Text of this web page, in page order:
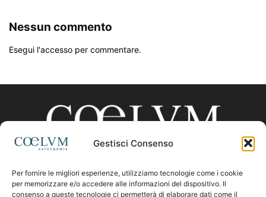
Gestisci Consenso
Per fornire le migliori esperienze, utilizziamo tecnologie come i cookie
per memorizzare e/o accedere alle informazioni del dispositivo. Il
consenso a queste tecnologie ci permetterà di elaborare dati come il
Nessun commento
Esegui l'accesso per commentare.
CHI SIAMO